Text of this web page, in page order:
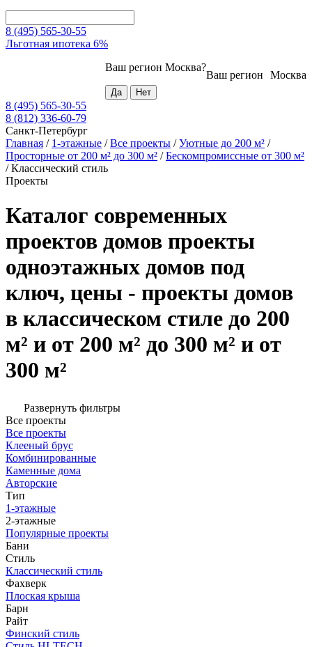
8 (495) 565-30-55
Льготная ипотека 6%
Москва
Ваш регион
Ваш регион Москва?
8 (495) 565-30-55
8 (812) 336-60-79
Санкт-Петербург
Главная / 1-этажные /Все проекты /Уютные до 200 м² /
Просторные от 200 м² до 300 м² /Бескомпромиссные от 300 м²
/Классический стиль
Проекты
Каталог современных
проектов домов проекты
одноэтажных домов под
ключ, цены - проекты домов
в классическом стиле до 200
м² и от 200 м² до 300 м² и от
300 м²
Развернуть фильтры
Все проекты
Все проекты
Клееный брус
Комбинированные
Каменные дома
Авторские
Тип
1-этажные
2-этажные
Популярные проекты
Бани
Стиль
Классический стиль
Фахверк
Плоская крыша
Барн
Райт
Финский стиль